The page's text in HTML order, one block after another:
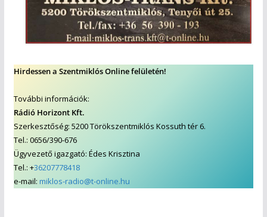
Hirdessen a Szentmiklós Online felületén!
További információk:
Rádió Horizont Kft.
Szerkesztőség: 5200 Törökszentmiklós Kossuth tér 6.
Tel.: 0656/390-676
Ügyvezető igazgató: Édes Krisztina
Tel.: +36207778418
e-mail: miklos-radio@t-online.hu